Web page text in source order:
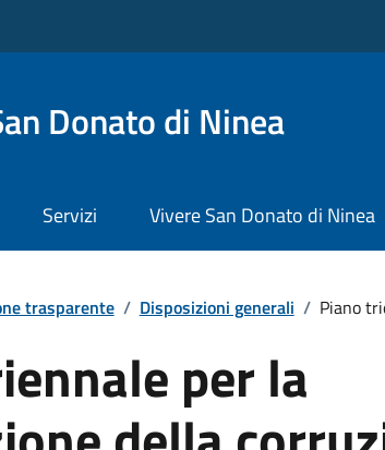
Donato di Ninea
Servizi Vivere San Donato di Ninea
trasparente / Disposizioni generali / Piano
per la